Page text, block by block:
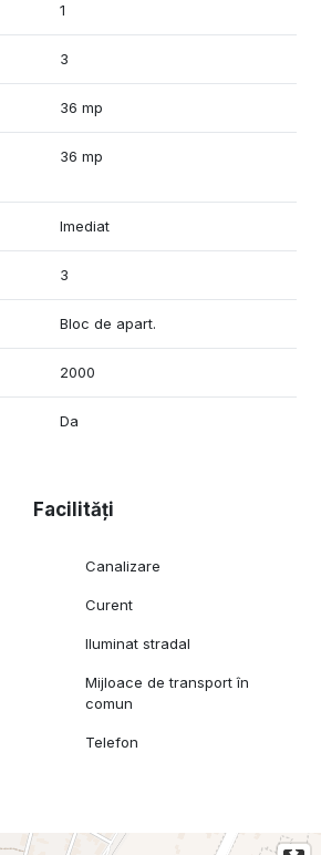
1
3
36 mp
36 mp
Imediat
3
Bloc de apart.
2000
Da
Facilități
Canalizare
Curent
Iluminat stradal
Mijloace de transport în
comun
Telefon